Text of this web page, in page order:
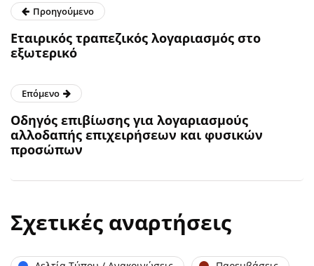
Προηγούμενο
Εταιρικός τραπεζικός λογαριασμός στο
εξωτερικό
Επόμενο
Οδηγός επιβίωσης για λογαριασμούς
αλλοδαπής επιχειρήσεων και φυσικών
προσώπων
Σχετικές αναρτήσεις